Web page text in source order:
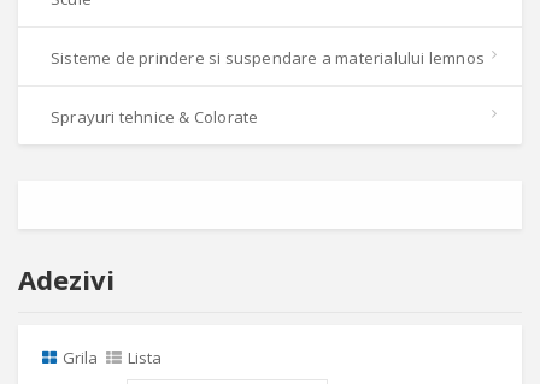
Sisteme de prindere si suspendare a materialului lemnos
Sprayuri tehnice & Colorate
Adezivi
Grila Lista